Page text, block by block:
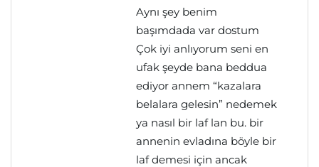
Aynı şey benim
başımdada var dostum
Çok iyi anlıyorum seni en
ufak şeyde bana beddua
ediyor annem “kazalara
belalara gelesin” nedemek
ya nasıl bir laf lan bu. bir
annenin evladına böyle bir
laf demesi için ancak